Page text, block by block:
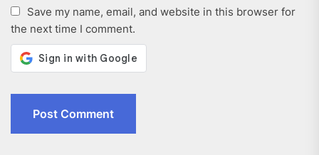
Save my name, email, and website in this browser for
the next time I comment.